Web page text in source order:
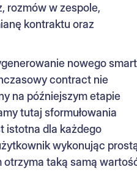
rozmów w zespole,
kontraktu oraz
nowego smart
contract nie
na późniejszym etapie
tutaj sformułowania
istotna dla każdego
wykonując
otrzyma taką samą